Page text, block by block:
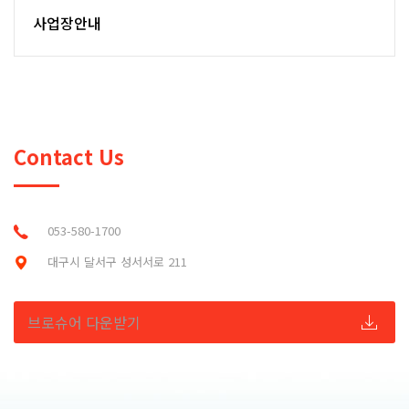
사업장안내
Contact Us
053-580-1700
대구시 달서구 성서서로 211
브로슈어 다운받기